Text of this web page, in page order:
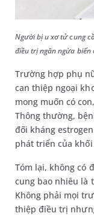
Người bị u xơ tử cung
điều trị ngăn ngừa biến
Trường hợp phụ
can thiệp ngoại
mong muốn có
Thông thường,
đối kháng
phát triển của
Tóm lại, không có
cung bao nhiêu là
Không phải mọi
thiệp điều trị